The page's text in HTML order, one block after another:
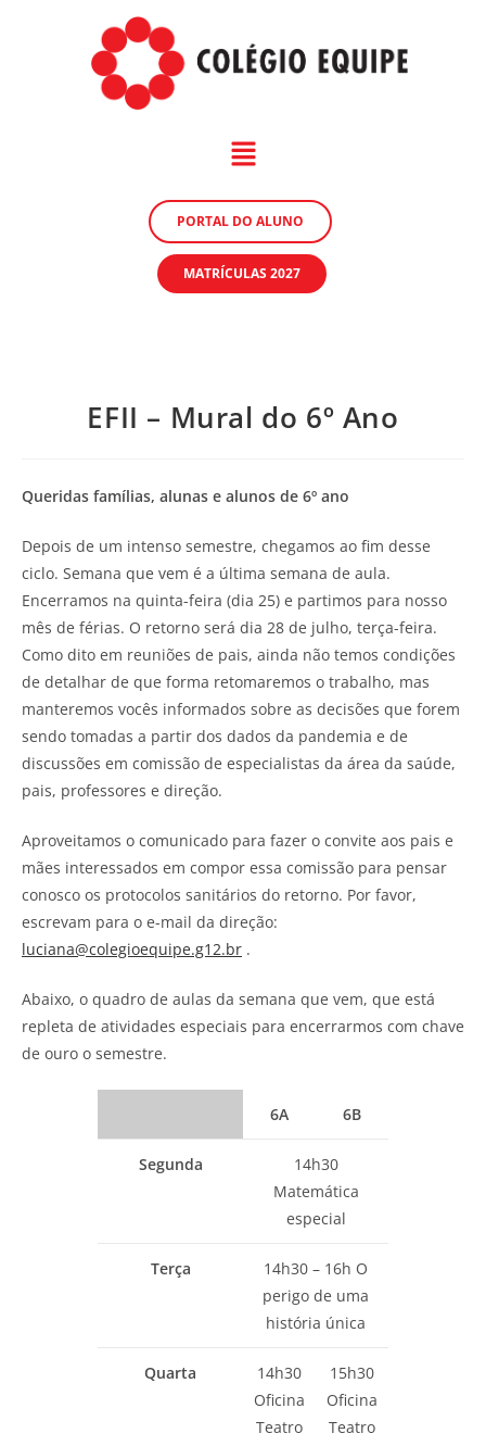
PORTAL DO ALUNO
MATRÍCULAS 2027
EFII – Mural do 6º Ano
Queridas famílias, alunas e alunos de 6º ano
Depois de um intenso semestre, chegamos ao fim desse
ciclo. Semana que vem é a última semana de aula.
Encerramos na quinta-feira (dia 25) e partimos para nosso
mês de férias. O retorno será dia 28 de julho, terça-feira.
Como dito em reuniões de pais, ainda não temos condições
de detalhar de que forma retomaremos o trabalho, mas
manteremos vocês informados sobre as decisões que forem
sendo tomadas a partir dos dados da pandemia e de
discussões em comissão de especialistas da área da saúde,
pais, professores e direção.
Aproveitamos o comunicado para fazer o convite aos pais e
mães interessados em compor essa comissão para pensar
conosco os protocolos sanitários do retorno. Por favor,
escrevam para o e-mail da direção:
luciana@colegioequipe.g12.br .
Abaixo, o quadro de aulas da semana que vem, que está
repleta de atividades especiais para encerrarmos com chave
de ouro o semestre.
6A 6B
Segunda
14h30
Matemática
especial
Terça
14h30 – 16h O
perigo de uma
história única
Quarta
14h30
Oficina
Teatro
15h30
Oficina
Teatro